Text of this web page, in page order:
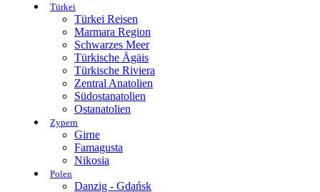
Türkei
Türkei Reisen
Marmara Region
Schwarzes Meer
Türkische Ägäis
Türkische Riviera
Zentral Anatolien
Südostanatolien
Ostanatolien
Zypern
Girne
Famagusta
Nikosia
Polen
Danzig - Gdańsk